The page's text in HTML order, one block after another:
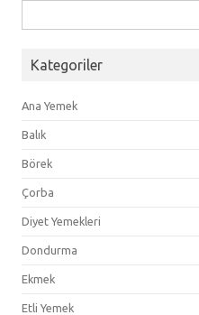
Kategoriler
Ana Yemek
Balık
Börek
Çorba
Diyet Yemekleri
Dondurma
Ekmek
Etli Yemek